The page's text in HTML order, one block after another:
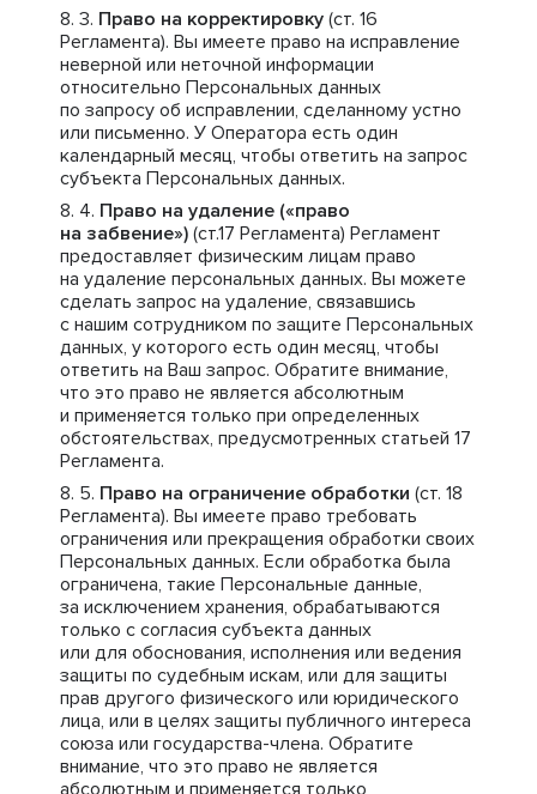
Право на корректировку (ст. 16
Регламента). Вы имеете право на исправление
неверной или неточной информации
относительно Персональных данных
по запросу об исправлении, сделанному устно
или письменно. У Оператора есть один
календарный месяц, чтобы ответить на запрос
субъекта Персональных данных.
Право на удаление («право
на забвение») (ст.17 Регламента) Регламент
предоставляет физическим лицам право
на удаление персональных данных. Вы можете
сделать запрос на удаление, связавшись
с нашим сотрудником по защите Персональных
данных, у которого есть один месяц, чтобы
ответить на Ваш запрос. Обратите внимание,
что это право не является абсолютным
и применяется только при определенных
обстоятельствах, предусмотренных статьей 17
Регламента.
Право на ограничение обработки (ст. 18
Регламента). Вы имеете право требовать
ограничения или прекращения обработки своих
Персональных данных. Если обработка была
ограничена, такие Персональные данные,
за исключением хранения, обрабатываются
только с согласия субъекта данных
или для обоснования, исполнения или ведения
защиты по судебным искам, или для защиты
прав другого физического или юридического
лица, или в целях защиты публичного интереса
союза или государства-члена. Обратите
внимание, что это право не является
абсолютным и применяется только